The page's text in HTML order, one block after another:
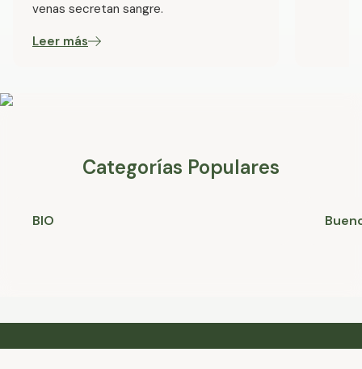
venas secretan sangre.
Leer más
Categorías Populares
BIO